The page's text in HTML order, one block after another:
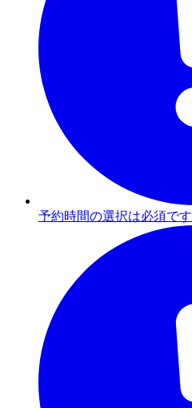
予約時間の選択は必須です